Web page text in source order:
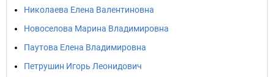
Николаева Елена Валентиновна
Новоселова Марина Владимировна
Паутова Елена Владимировна
Петрушин Игорь Леонидович